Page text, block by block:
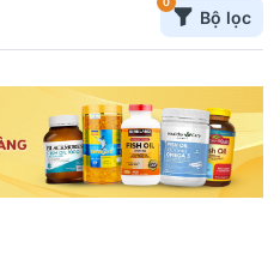
Bộ lọc